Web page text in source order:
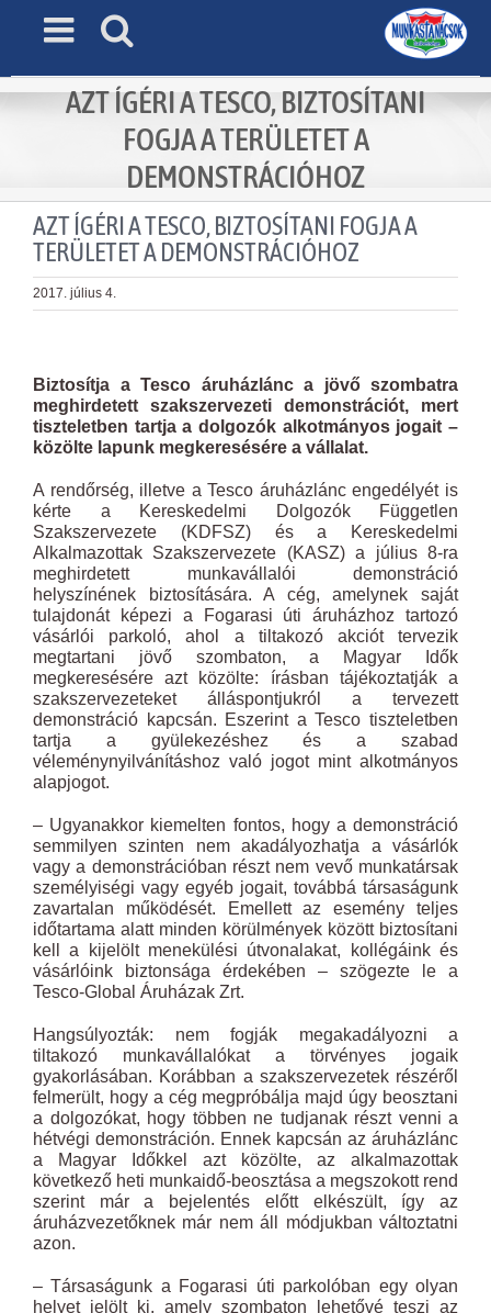
AZT ÍGÉRI A TESCO, BIZTOSÍTANI
FOGJA A TERÜLETET A
DEMONSTRÁCIÓHOZ
AZT ÍGÉRI A TESCO, BIZTOSÍTANI FOGJA A
TERÜLETET A DEMONSTRÁCIÓHOZ
2017. július 4.
Image
Biztosítja a Tesco áruházlánc a jövő szombatra
meghirdetett szakszervezeti demonstrációt, mert
tiszteletben tartja a dolgozók alkotmányos jogait –
közölte lapunk megkeresésére a vállalat.
A rendőrség, illetve a Tesco áruházlánc engedélyét is
kérte a Kereskedelmi Dolgozók Független
Szakszervezete (KDFSZ) és a Kereskedelmi
Alkalmazottak Szakszervezete (KASZ) a július 8-ra
meghirdetett munkavállalói demonstráció
helyszínének biztosítására. A cég, amelynek saját
tulajdonát képezi a Fogarasi úti áruházhoz tartozó
vásárlói parkoló, ahol a tiltakozó akciót tervezik
megtartani jövő szombaton, a Magyar Idők
megkeresésére azt közölte: írásban tájékoztatják a
szakszervezeteket álláspontjukról a tervezett
demonstráció kapcsán. Eszerint a Tesco tiszteletben
tartja a gyülekezéshez és a szabad
véleménynyilvánításhoz való jogot mint alkotmányos
alapjogot.
– Ugyanakkor kiemelten fontos, hogy a demonstráció
semmilyen szinten nem akadályozhatja a vásárlók
vagy a demonstrációban részt nem vevő munkatársak
személyiségi vagy egyéb jogait, továbbá társaságunk
zavartalan működését. Emellett az esemény teljes
időtartama alatt minden körülmények között biztosítani
kell a kijelölt menekülési útvonalakat, kollégáink és
vásárlóink biztonsága érdekében – szögezte le a
Tesco-Global Áruházak Zrt.
Hangsúlyozták: nem fogják megakadályozni a
tiltakozó munkavállalókat a törvényes jogaik
gyakorlásában. Korábban a szakszervezetek részéről
felmerült, hogy a cég megpróbálja majd úgy beosztani
a dolgozókat, hogy többen ne tudjanak részt venni a
hétvégi demonstráción. Ennek kapcsán az áruházlánc
a Magyar Időkkel azt közölte, az alkalmazottak
következő heti munkaidő-beosztása a megszokott rend
szerint már a bejelentés előtt elkészült, így az
áruházvezetőknek már nem áll módjukban változtatni
azon.
– Társaságunk a Fogarasi úti parkolóban egy olyan
helyet jelölt ki, amely szombaton lehetővé teszi az